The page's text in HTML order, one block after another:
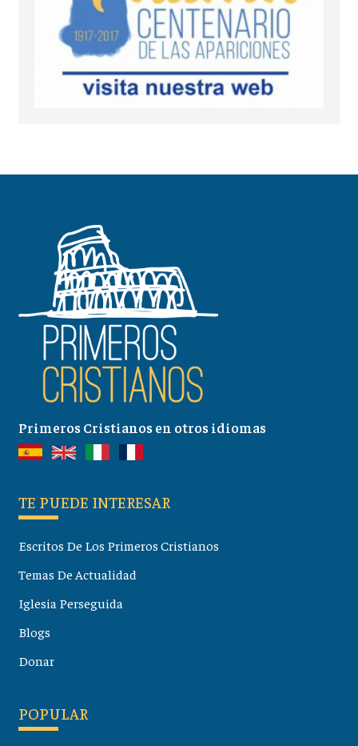
Primeros Cristianos en otros idiomas
TE PUEDE INTERESAR
Escritos De Los Primeros Cristianos
Temas De Actualidad
Iglesia Perseguida
Blogs
Donar
POPULAR